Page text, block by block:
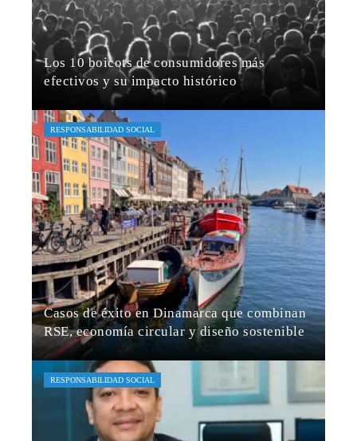
Los 10 boicots de consumidores más
efectivos y su impacto histórico
Casos de éxito en Dinamarca que combinan
RSE, economía circular y diseño sostenible
Hugo Carrasco
RESPONSABILIDAD SOCIAL
RESPONSABILIDAD SOCIAL